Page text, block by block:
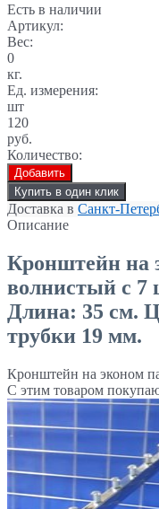
Есть в наличии
Артикул:
Вес:
0
кг.
Ед. измерения:
шт
120
руб.
Количество:
Добавить
Купить в один клик
Доставка в Санкт-
Описание
Кронштейн на
волнистый с 7
Длина: 35 см.
трубки 19 мм.
Кронштейн на эконом
С этим товаром